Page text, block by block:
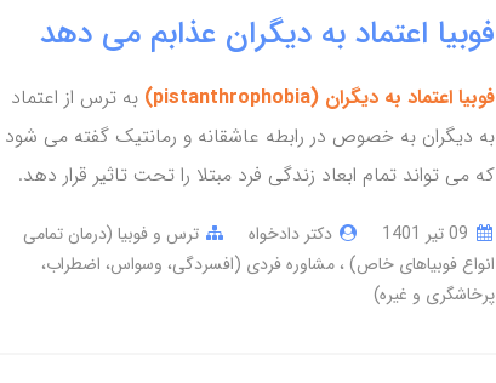
فوبیا اعتماد به دیگران عذابم می دهد
فوبیا اعتماد به دیگران (pistanthrophobia)
به ترس از اعتماد
به دیگران به خصوص در رابطه عاشقانه و رمانتیک گفته می شود
که می تواند تمام ابعاد زندگی فرد مبتلا را تحت تاثیر قرار دهد.
دکتر دادخواه
ترس و فوبیا (درمان تمامی
انواع فوبیاهای خاص) مشاوره فردی (افسردگی، وسواس، اضطراب،
پرخاشگری و غیره)